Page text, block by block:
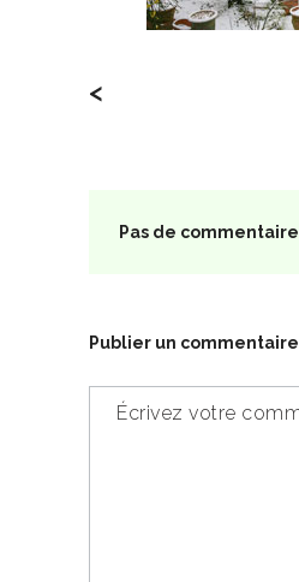
<
Pas de commentaire
Publier un commentaire